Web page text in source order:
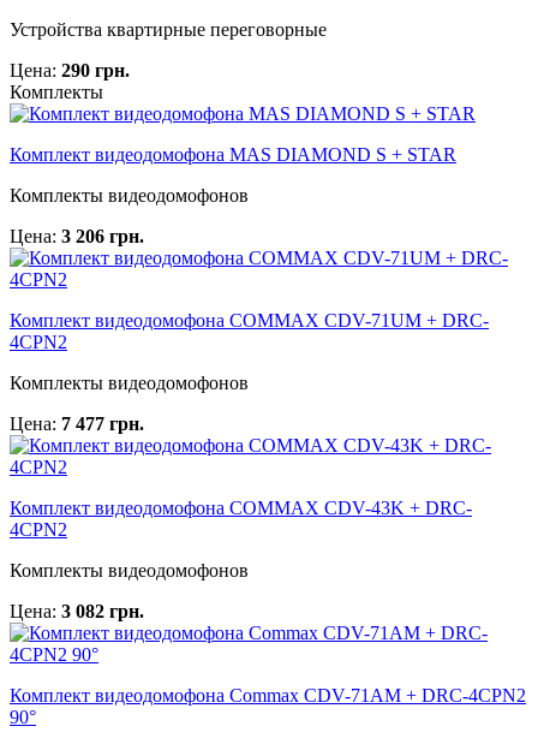
Устройства квартирные переговорные
Цена: 290 грн.
Комплекты
Комплект видеодомофона MAS DIAMOND S + STAR
Комплекты видеодомофонов
Цена: 3 206 грн.
Комплект видеодомофона COMMAX CDV-71UM + DRC-
4CPN2
Комплекты видеодомофонов
Цена: 7 477 грн.
Комплект видеодомофона COMMAX CDV-43K + DRC-
4CPN2
Комплекты видеодомофонов
Цена: 3 082 грн.
Комплект видеодомофона Commax CDV-71AM + DRC-4CPN2
90°